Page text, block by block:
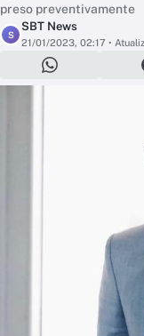
preso preventivamente
S
SBT News
21/01/2023, 02:17 •